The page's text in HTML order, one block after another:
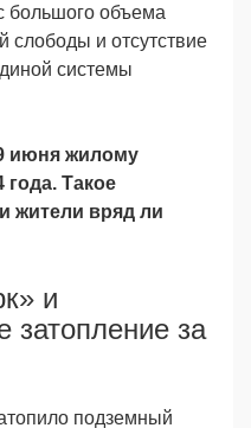
большого объема
слободы и отсутствие
системы
июня жилому
года. Такое
жители вряд ли
и
затопление за
подземный